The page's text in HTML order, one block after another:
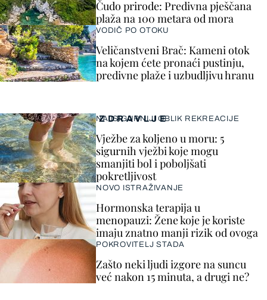
ZDRAVLJE
NAJSIGURNIJI OBLIK REKREACIJE
Vježbe za koljeno u moru: 5
sigurnih vježbi koje mogu
smanjiti bol i poboljšati
pokretljivost
NOVO ISTRAŽIVANJE
Hormonska terapija u
menopauzi: Žene koje je koriste
imaju znatno manji rizik od ovoga
POKROVITELJ STADA
Zašto neki ljudi izgore na suncu
već nakon 15 minuta, a drugi ne?
Čudo prirode: Predivna pješčana
plaža na 100 metara od mora
VODIČ PO OTOKU
Veličanstveni Brač: Kameni otok
na kojem ćete pronaći pustinju,
predivne plaže i uzbudljivu hranu